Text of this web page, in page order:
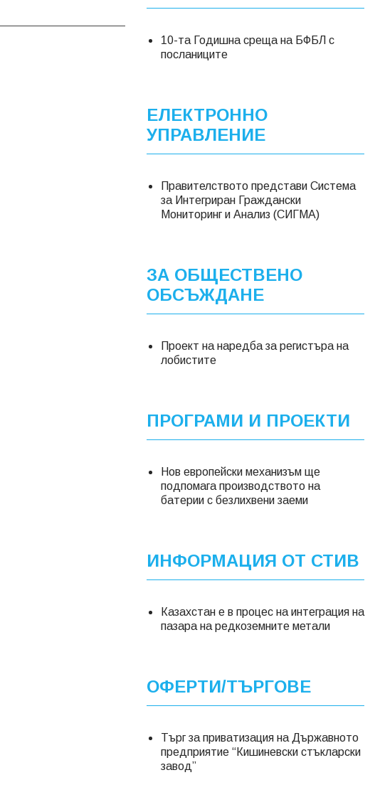
10-та Годишна среща на БФБЛ с
посланиците
ЕЛЕКТРОННО
УПРАВЛЕНИЕ
Правителството представи Система
за Интегриран Граждански
Мониторинг и Анализ (СИГМА)
ЗА ОБЩЕСТВЕНО
ОБСЪЖДАНЕ
Проект на наредба за регистъра на
лобистите
ПРОГРАМИ И ПРОЕКТИ
Нов европейски механизъм ще
подпомага производството на
батерии с безлихвени заеми
ИНФОРМАЦИЯ ОТ СТИВ
Казахстан е в процес на интеграция на
пазара на редкоземните метали
ОФЕРТИ/ТЪРГОВЕ
Търг за приватизация на Държавното
предприятие “Кишиневски стъкларски
завод”